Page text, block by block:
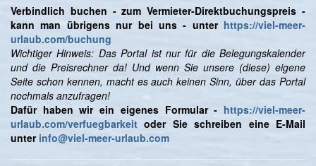
Verbindlich buchen - zum Vermieter-Direktbuchungspreis -
kann man übrigens nur bei uns - unter https://viel-meer-
urlaub.com/buchung
Wichtiger Hinweis: Das Portal ist nur für die Belegungskalender
und die Preisrechner da! Und wenn Sie unsere (diese) eigene
Seite schon kennen, macht es auch keinen Sinn, über das Portal
nochmals anzufragen!
Dafür haben wir ein eigenes Formular - https://viel-meer-
urlaub.com/verfuegbarkeit oder Sie schreiben eine E-Mail
unter info@viel-meer-urlaub.com